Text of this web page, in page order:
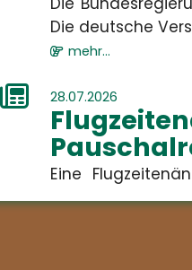
Die deutsche
mehr...
28.07.2026
Eine
führen. Das